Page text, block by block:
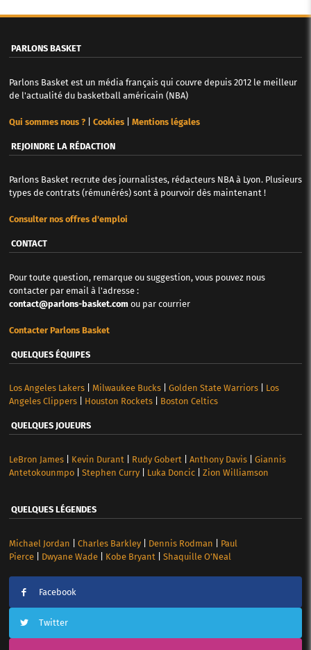
PARLONS BASKET
Parlons Basket est un média français qui couvre depuis 2012 le meilleur
de l'actualité du basketball américain (NBA)
Qui sommes nous ?| Cookies| Mentions légales
REJOINDRE LA RÉDACTION
Parlons Basket recrute des journalistes, rédacteurs NBA à Lyon. Plusieurs
types de contrats (rémunérés) sont à pourvoir dès maintenant !
Consulter nos offres d'emploi
CONTACT
Pour toute question, remarque ou suggestion, vous pouvez nous
contacter par email à l'adresse :
contact@parlons-basket.com ou par courrier
Contacter Parlons Basket
QUELQUES ÉQUIPES
Los Angeles Lakers| Milwaukee Bucks| Golden State Warriors| Los
Angeles Clippers| Houston Rockets| Boston Celtics
QUELQUES JOUEURS
LeBron James| Kevin Durant Rudy Gobert Anthony Davis| Giannis
Antetokounmpo| Stephen Curry| Luka Doncic| Zion Williamson
QUELQUES LÉGENDES
Michael Jordan Charles Barkley| Dennis Rodman
Paul
Pierce| Dwyane Wade| Kobe Bryant Shaquille O’Neal
Facebook
Twitter